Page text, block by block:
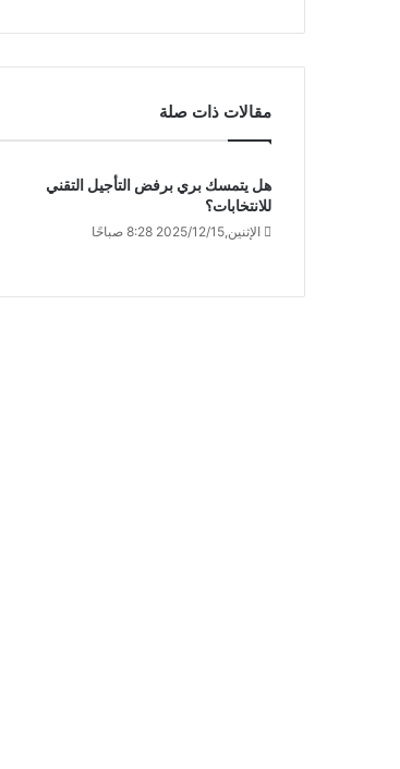
مقالات ذات صلة
هل يتمسك بري برفض التأجيل التقني
للانتخابات؟
الإثنين,2025/12/15 8:28 صباحًا